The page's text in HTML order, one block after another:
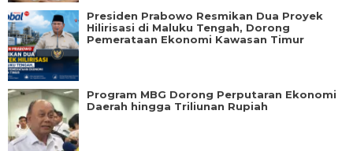
Presiden Prabowo Resmikan Dua Proyek
Hilirisasi di Maluku Tengah, Dorong
Pemerataan Ekonomi Kawasan Timur
Program MBG Dorong Perputaran Ekonomi
Daerah hingga Triliunan Rupiah